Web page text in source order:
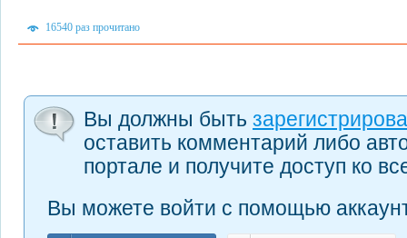
16540 раз прочитано
Вы должны быть
оставить комментарий либо
портале и получите доступ ко
Вы можете войти с помощью